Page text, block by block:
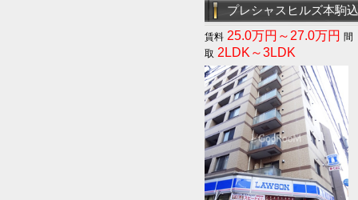
プレシャスヒルズ本駒込
25.0万円～27.0万円
2LDK～3LDK